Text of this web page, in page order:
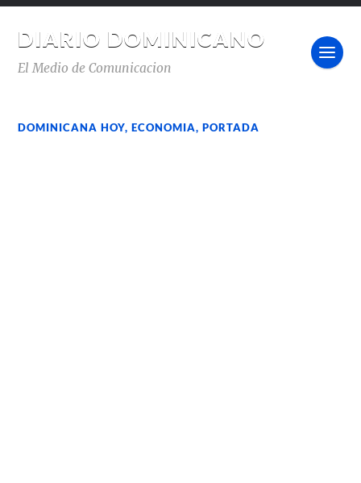
DIARIO DOMINICANO
El Medio de Comunicacion
DOMINICANA HOY,ECONOMIA,PORTADA